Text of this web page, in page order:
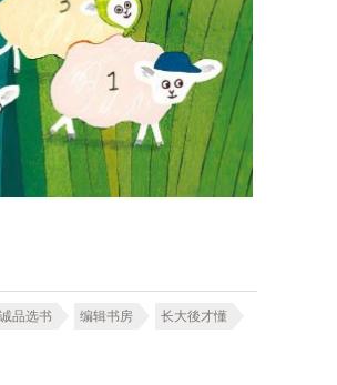
诚品选书 编辑书房 长大後才懂